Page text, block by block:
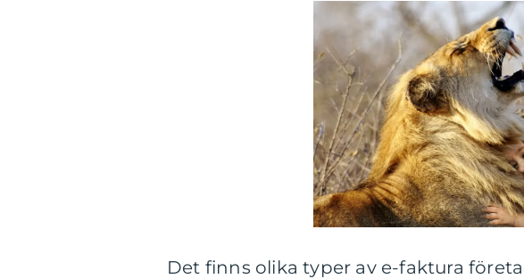
Det finns olika typer av e-faktura